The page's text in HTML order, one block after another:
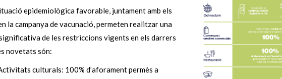
epidemiològica favorable, juntament amb els
la campanya de vacunació, permeten realitzar una
de les restriccions vigents en els darrers
novetats són:
culturals: 100% d’aforament permès a